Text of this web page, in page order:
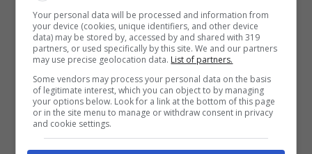
requisiti per adottare un cane». Con la fine
della pandemia sono ripresi i viaggi e gli
spostamenti, la diminuzione dello
smartworking ha riportato le persone sui
posti di lavoro, il tempo libero è nuovamente
diminuito e in tanti hanno con leggerezza
Your personal data will be processed and information from
your device (cookies, unique identifiers, and other device
data) may be stored by, accessed by and shared with 319
partners, or used specifically by this site. We and our partners
may use precise geolocation data. List of partners.
Some vendors may process your personal data on the basis
of legitimate interest, which you can object to by managing
your options below. Look for a link at the bottom of this page
or in the site menu to manage or withdraw consent in privacy
and cookie settings.